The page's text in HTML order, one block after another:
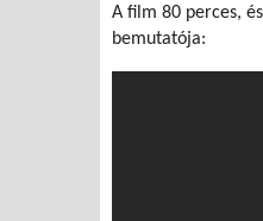
A film 80 perces,
bemutatója: